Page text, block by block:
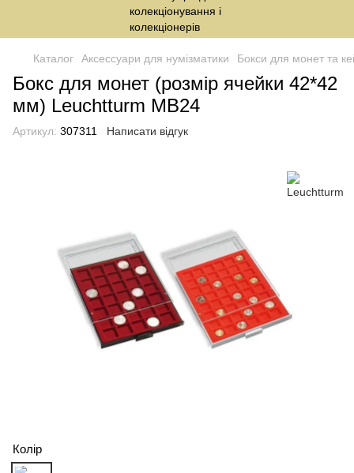
Каталог Аксессуари для нумізматики Бокси для монет та
Бокс для монет (розмір ячейки 42*42
мм) Leuchtturm MB24
Артикул: 307311 Написати відгук
Колір